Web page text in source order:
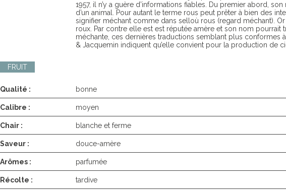
1957, il n’y a guère d’informations fiables. Du premier abord,
d’un animal. Pour autant le terme rous peut prêter à bien des
signifier méchant comme dans selloù rous (regard méchant).
roux. Par contre elle est est réputée amère et son nom pourrait
méchante, ces dernières traductions semblant plus conformes
& Jacquemin indiquent qu’elle convient pour la production de
FRUIT
Qualité : bonne
Calibre : moyen
Chair : blanche et ferme
Saveur : douce-amère
Arômes : parfumée
Récolte : tardive